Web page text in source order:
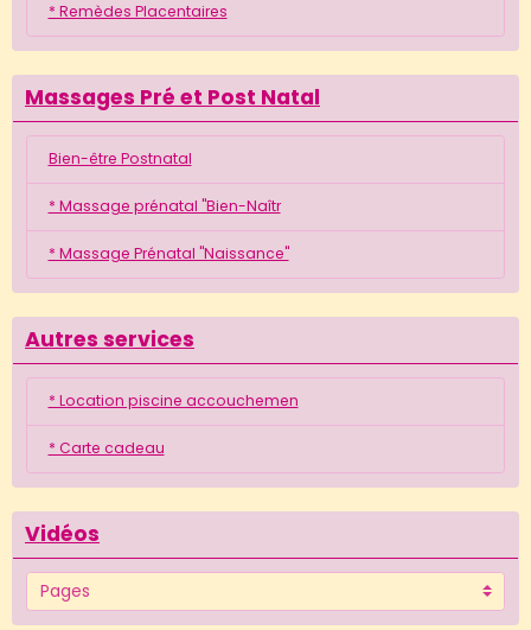
* Remèdes Placentaires
Massages Pré et Post Natal
Bien-être Postnatal
* Massage prénatal "Bien-Naîtr
* Massage Prénatal "Naissance"
Autres services
* Location piscine accouchemen
* Carte cadeau
Vidéos